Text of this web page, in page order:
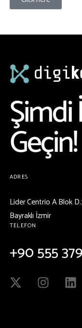
Geçin!
ADRES
Lider Centrio A Blok
Bayraklı İzmir
TELEFON
+90 555